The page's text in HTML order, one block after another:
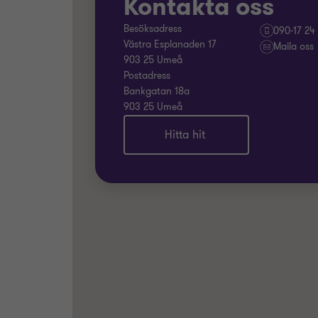
Kontakta oss
Besöksadress
Västra Esplanaden 17
903 25 Umeå
Postadress
Bankgatan 18a
903 25 Umeå
090-17 24
Maila oss
Hitta hit